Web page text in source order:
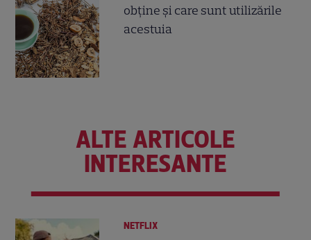
obţine şi care sunt utilizările
acestuia
ALTE ARTICOLE
INTERESANTE
NETFLIX